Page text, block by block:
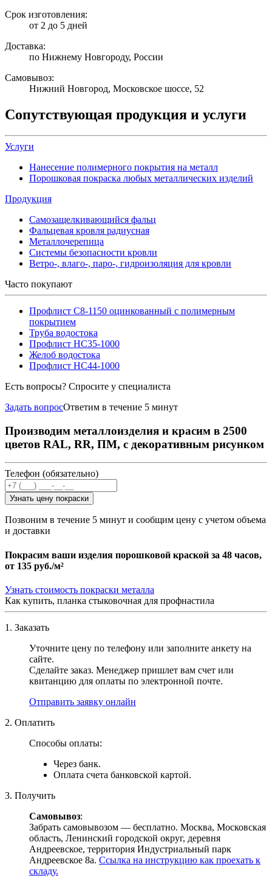
Срок изготовления:
от 2 до 5 дней
Доставка:
по Нижнему Новгороду, России
Самовывоз:
Нижний Новгород, Московское шоссе, 52
Сопутствующая продукция и услуги
Услуги
Нанесение полимерного покрытия на металл
Порошковая покраска любых металлических изделий
Продукция
Самозащелкивающийся фальц
Фальцевая кровля радиусная
Металлочерепица
Системы безопасности кровли
Ветро-, влаго-, паро-, гидроизоляция для кровли
Часто покупают
Профлист С8-1150 оцинкованный с полимерным
покрытием
Труба водостока
Профлист НС35-1000
Желоб водостока
Профлист НС44-1000
Есть вопросы? Спросите у специалиста
Задать вопросОтветим в течение 5 минут
Производим металлоизделия и красим в 2500
цветов RAL, RR, ПМ, с декоративным рисунком
Телефон (обязательно)
Узнать цену покраски
Позвоним в течение 5 минут и сообщим цену с учетом объема
и доставки
Покрасим ваши изделия порошковой краской за 48 часов,
от 135 руб./м²
Узнать стоимость покраски металла
Как купить, планка стыковочная для профнастила
1. Заказать
Уточните цену по телефону или заполните анкету на
сайте.
Сделайте заказ. Менеджер пришлет вам счет или
квитанцию для оплаты по электронной почте.
Отправить заявку онлайн
2. Оплатить
Способы оплаты:
Через банк.
Оплата счета банковской картой.
3. Получить
Самовывоз:
Забрать самовывозом — бесплатно. Москва, Московская
область, Ленинский городской округ, деревня
Андреевское, территория Индустриальный парк
Андреевское 8а. Ссылка на инструкцию как проехать к
складу.